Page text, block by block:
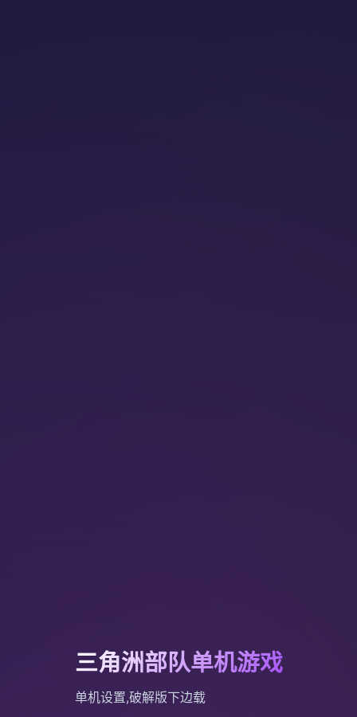
三角洲部队单机游戏
单机设置,破解版下边载